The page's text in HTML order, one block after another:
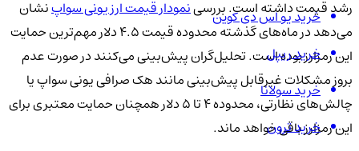
رشد قیمت داشته است. بررسینمودار قیمت ارز یونی سواپنشان
می‌دهد در ماه‌های گذشته محدوده قیمت ۴.۵ دلار مهم‌ترین حمایت
این رمزارز بوده است. تحلیل‌گران پیش‌بینی می‌کنند در صورت عدم
بروز مشکلات غیرقابل پیش‌بینی مانند هک صرافی یونی سواپ یا
چالش‌های نظارتی، محدوده ۴ تا ۵ دلار همچنان حمایت معتبری برای
این رمزارز باقی خواهد ماند.
خرید یو اس دی کوین
خرید ریپل
خرید سولانا
خرید ترون